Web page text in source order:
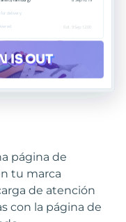
página de
tu marca
de atención
con la página de